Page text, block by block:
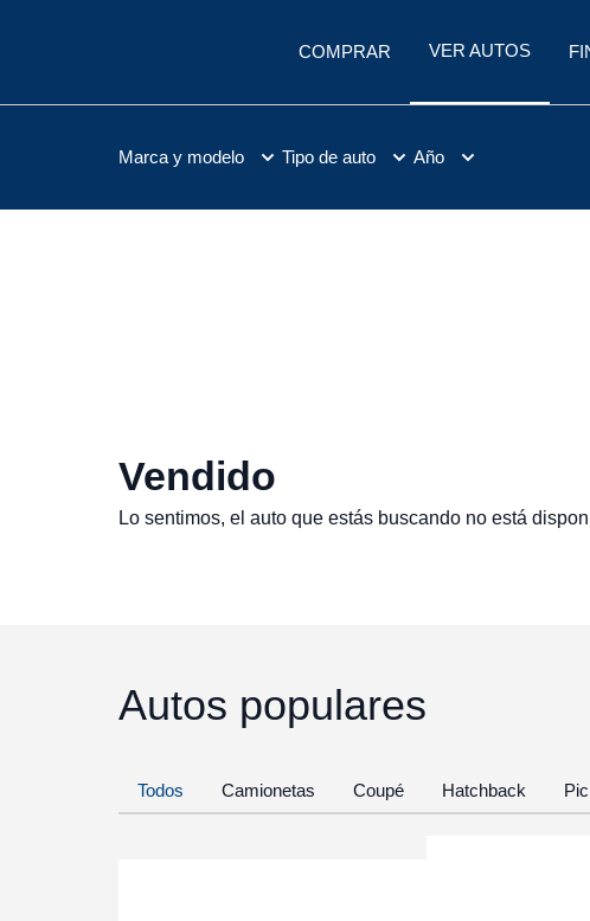
COMPRAR VER AUTOS
Marca y modelo Tipo de auto Año
Vendido
Lo sentimos, el auto que estás buscando no está
Autos populares
Todos Camionetas Coupé Hatchback